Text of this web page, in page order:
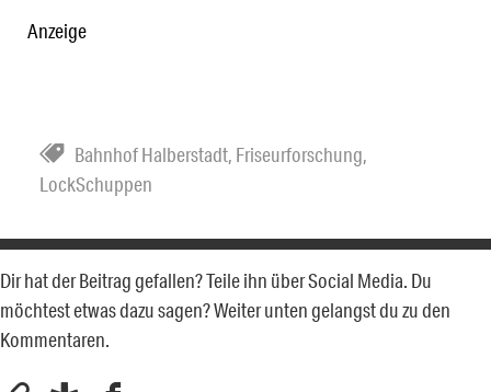
Anzeige
Bahnhof Halberstadt, Friseurforschung,
LockSchuppen
Dir hat der Beitrag gefallen? Teile ihn über Social Media. Du
möchtest etwas dazu sagen? Weiter unten gelangst du zu den
Kommentaren.